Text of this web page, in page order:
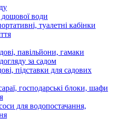
води
туалетні кабінки
павільйони, гамаки
за садом
підставки для садових
господарські блоки, шафи
для водопостачання,